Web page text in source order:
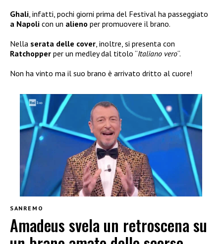
Ghali, infatti, pochi giorni prima del Festival ha passeggiato
a Napoli con un alieno per promuovere il brano.
Nella serata delle cover, inoltre, si presenta con
Ratchopper per un medley dal titolo “Italiano vero“.
Non ha vinto ma il suo brano è arrivato dritto al cuore!
SANREMO
Amadeus svela un retroscena su